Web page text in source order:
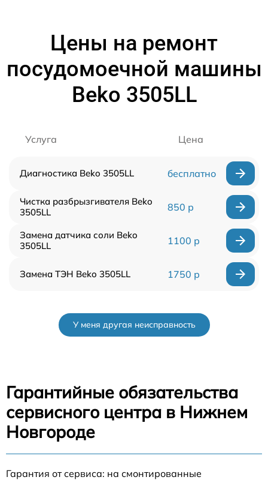
Цены на ремонт
посудомоечной машины
Beko 3505LL
Услуга Цена
Диагностика Beko 3505LL бесплатно
Чистка разбрызгивателя Beko
3505LL
850 р
Замена датчика соли Beko
3505LL
1100 р
Замена ТЭН Beko 3505LL 1750 р
У меня другая неисправность
Гарантийные обязательства
сервисного центра в Нижнем
Новгороде
Гарантия от сервиса: на смонтированные